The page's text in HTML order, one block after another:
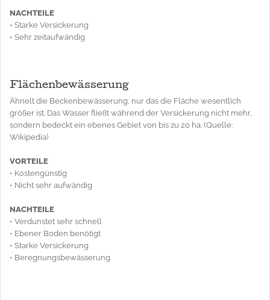
NACHTEILE
• Starke Versickerung
• Sehr zeitaufwändig
Flächenbewässerung
Ähnelt die Beckenbewässerung, nur das die Fläche wesentlich
größer ist. Das Wasser fließt während der Versickerung nicht mehr,
sondern bedeckt ein ebenes Gebiet von bis zu 20 ha. (Quelle:
Wikipedia)
VORTEILE
• Kostengünstig
• Nicht sehr aufwändig
NACHTEILE
• Verdunstet sehr schnell
• Ebener Boden benötigt
• Starke Versickerung
• Beregnungsbewässerung